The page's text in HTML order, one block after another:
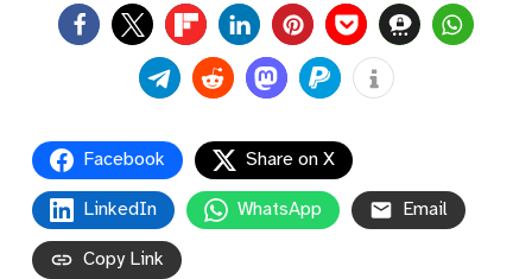
0
Facebook Share on X
LinkedIn WhatsApp Email
Copy Link